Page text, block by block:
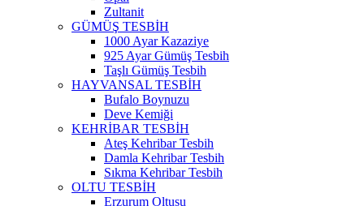
Zultanit
GÜMÜŞ TESBİH
1000 Ayar Kazaziye
925 Ayar Gümüş Tesbih
Taşlı Gümüş Tesbih
HAYVANSAL TESBİH
Bufalo Boynuzu
Deve Kemiği
KEHRİBAR TESBİH
Ateş Kehribar Tesbih
Damla Kehribar Tesbih
Sıkma Kehribar Tesbih
OLTU TESBİH
Erzurum Oltusu